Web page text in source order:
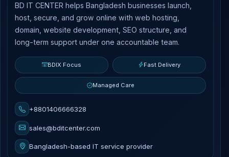
BD IT CENTER helps Bangladesh businesses launch,
host, secure, and grow online with web hosting,
domain, website development, SEO structure, and
long-term support under one accountable team.
BDIX Focus Fast Delivery
Managed Care
+8801406666328
sales@bditcenter.com
Bangladesh-based IT service provider